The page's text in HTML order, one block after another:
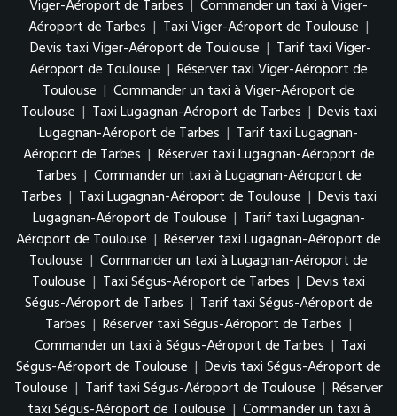
Viger-Aéroport de Tarbes | Commander un taxi à Viger-
Aéroport de Tarbes | Taxi Viger-Aéroport de Toulouse |
Devis taxi Viger-Aéroport de Toulouse | Tarif taxi Viger-
Aéroport de Toulouse | Réserver taxi Viger-Aéroport de
Toulouse | Commander un taxi à Viger-Aéroport de
Toulouse | Taxi Lugagnan-Aéroport de Tarbes | Devis taxi
Lugagnan-Aéroport de Tarbes | Tarif taxi Lugagnan-
Aéroport de Tarbes | Réserver taxi Lugagnan-Aéroport de
Tarbes | Commander un taxi à Lugagnan-Aéroport de
Tarbes | Taxi Lugagnan-Aéroport de Toulouse | Devis taxi
Lugagnan-Aéroport de Toulouse | Tarif taxi Lugagnan-
Aéroport de Toulouse | Réserver taxi Lugagnan-Aéroport de
Toulouse | Commander un taxi à Lugagnan-Aéroport de
Toulouse | Taxi Ségus-Aéroport de Tarbes | Devis taxi
Ségus-Aéroport de Tarbes | Tarif taxi Ségus-Aéroport de
Tarbes | Réserver taxi Ségus-Aéroport de Tarbes |
Commander un taxi à Ségus-Aéroport de Tarbes | Taxi
Ségus-Aéroport de Toulouse | Devis taxi Ségus-Aéroport de
Toulouse | Tarif taxi Ségus-Aéroport de Toulouse | Réserver
taxi Ségus-Aéroport de Toulouse | Commander un taxi à